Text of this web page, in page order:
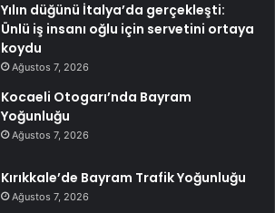
Yılın düğünü İtalya’da gerçekleşti:
Ünlü iş insanı oğlu için servetini ortaya
koydu
Ağustos 7, 2026
Kocaeli Otogarı’nda Bayram
Yoğunluğu
Ağustos 7, 2026
Kırıkkale’de Bayram Trafik Yoğunluğu
Ağustos 7, 2026